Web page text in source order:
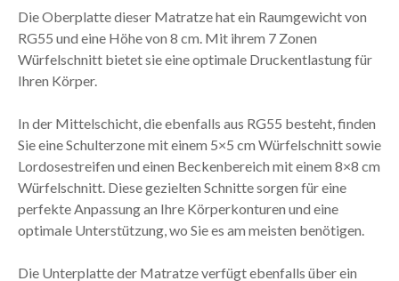
Die Oberplatte dieser Matratze hat ein Raumgewicht von
RG55 und eine Höhe von 8 cm. Mit ihrem 7 Zonen
Würfelschnitt bietet sie eine optimale Druckentlastung für
Ihren Körper.
In der Mittelschicht, die ebenfalls aus RG55 besteht, finden
Sie eine Schulterzone mit einem 5×5 cm Würfelschnitt sowie
Lordosestreifen und einen Beckenbereich mit einem 8×8 cm
Würfelschnitt. Diese gezielten Schnitte sorgen für eine
perfekte Anpassung an Ihre Körperkonturen und eine
optimale Unterstützung, wo Sie es am meisten benötigen.
Die Unterplatte der Matratze verfügt ebenfalls über ein